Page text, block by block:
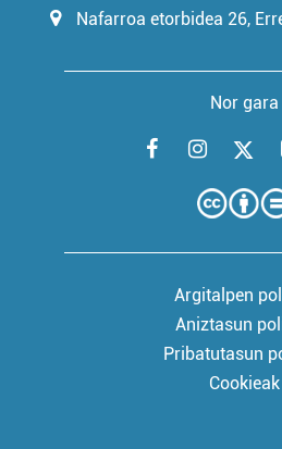
Nafarroa etorbidea 26,
Nor gara
Argitalpen
Aniztasun
Pribatutasun
Cookieak